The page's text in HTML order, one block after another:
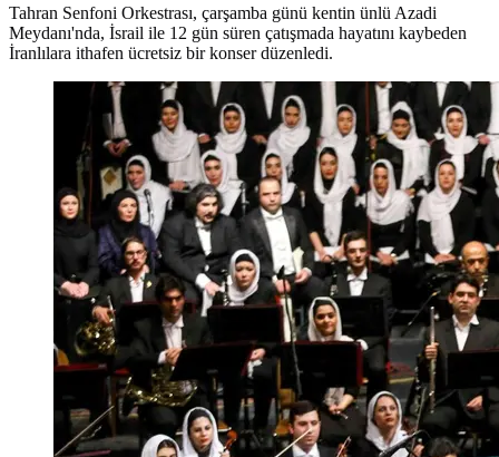
Tahran Senfoni Orkestrası, çarşamba günü kentin ünlü Azadi
Meydanı'nda, İsrail ile 12 gün süren çatışmada hayatını kaybeden
İranlılara ithafen ücretsiz bir konser düzenledi.